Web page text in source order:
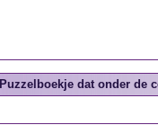
Puzzelboekje dat onder de